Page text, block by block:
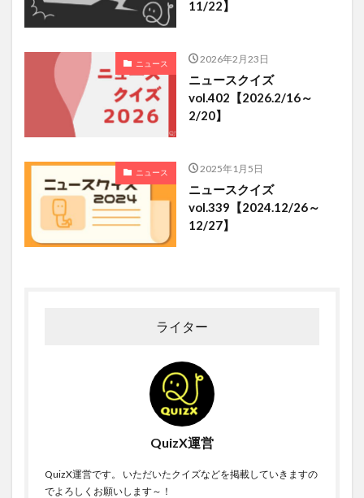
11/22】
ニュース 2026年2月23日
ニュースクイズ
vol.402【2026.2/16～
2/20】
ニュース 2025年1月5日
ニュースクイズ
vol.339【2024.12/26～
12/27】
ライター
QuizX運営
QuizX運営です。 いただいたクイズなどを掲載していきますの
でよろしくお願いします～！